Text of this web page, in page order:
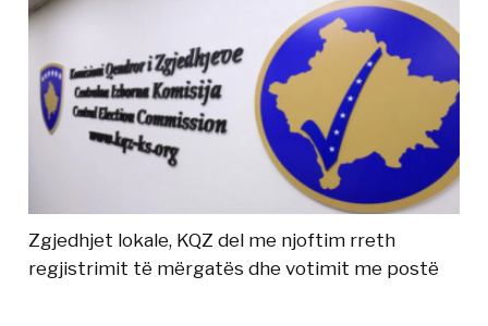
Zgjedhjet lokale, KQZ del me njoftim rreth
regjistrimit të mërgatës dhe votimit me postë